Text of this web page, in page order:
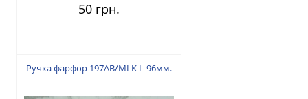
50 грн.
Ручка фарфор 197AB/MLK L-96мм.